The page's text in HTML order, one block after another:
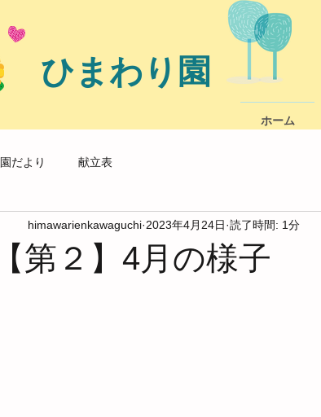
ひまわり園
ホーム
園だより 献立表
【第２】4月の様子
himawarienkawaguchi 2023年4月24日 読了時間: 1分